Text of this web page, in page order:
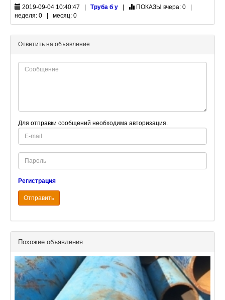
2019-09-04 10:40:47 | Труба б у | ПОКАЗЫ вчера: 0 |
неделя: 0 | месяц: 0
Ответить на объявление
Для отправки сообщений необходима авторизация.
E-
mail
Password
Регистрация
Отправить
Похожие объявления